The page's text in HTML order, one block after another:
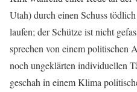
Utah) durch einen Schuss
laufen; der Schütze ist nicht
sprechen von einem politischen
noch ungeklärten individuellen
geschah in einem Klima